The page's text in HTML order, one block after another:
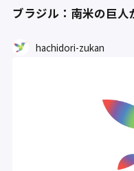
ブラジル：南米の巨人
hachidori-zukan